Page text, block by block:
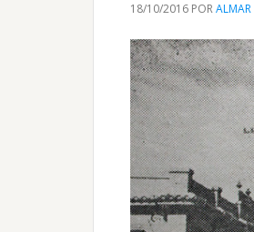
18/10/2016 PORALMAR